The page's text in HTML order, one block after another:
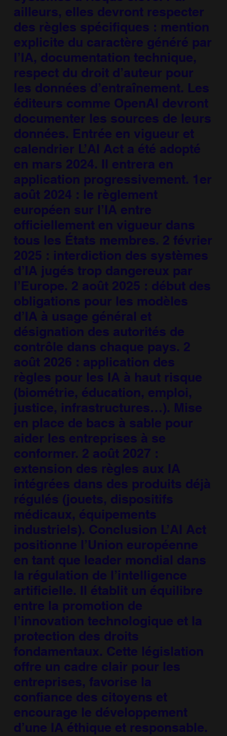
ailleurs, elles devront respecter
des règles spécifiques : mention
explicite du caractère généré par
l’IA, documentation technique,
respect du droit d’auteur pour
les données d’entraînement. Les
éditeurs comme OpenAI devront
documenter les sources de leurs
données. Entrée en vigueur et
calendrier L’AI Act a été adopté
en mars 2024. Il entrera en
application progressivement. 1er
août 2024 : le règlement
européen sur l’IA entre
officiellement en vigueur dans
tous les États membres. 2 février
2025 : interdiction des systèmes
d’IA jugés trop dangereux par
l’Europe. 2 août 2025 : début des
obligations pour les modèles
d’IA à usage général et
désignation des autorités de
contrôle dans chaque pays. 2
août 2026 : application des
règles pour les IA à haut risque
(biométrie, éducation, emploi,
justice, infrastructures…). Mise
en place de bacs à sable pour
aider les entreprises à se
conformer. 2 août 2027 :
extension des règles aux IA
intégrées dans des produits déjà
régulés (jouets, dispositifs
médicaux, équipements
industriels). Conclusion L’AI Act
positionne l’Union européenne
en tant que leader mondial dans
la régulation de l’intelligence
artificielle. Il établit un équilibre
entre la promotion de
l’innovation technologique et la
protection des droits
fondamentaux. Cette législation
offre un cadre clair pour les
entreprises, favorise la
confiance des citoyens et
encourage le développement
d’une IA éthique et responsable.